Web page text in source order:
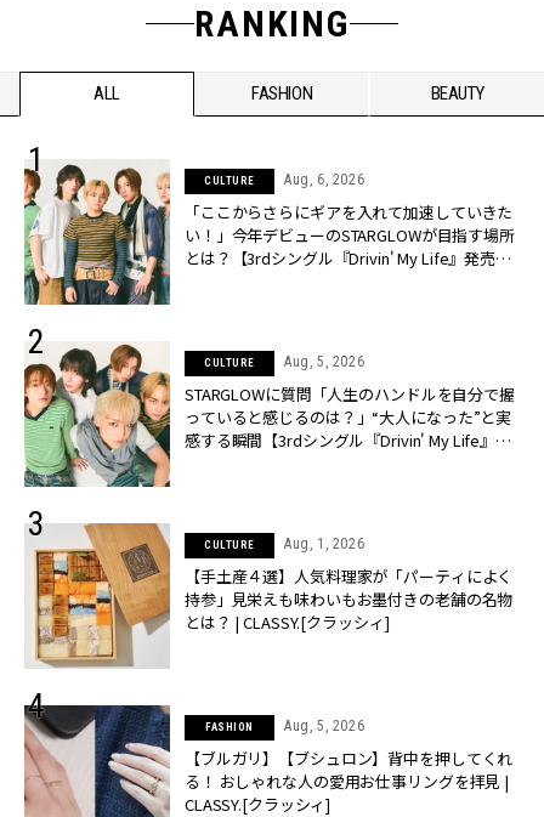
RANKING
ALL FASHION BEAUTY
CULTURE Aug, 6, 2026
「ここからさらにギアを入れて加速していきた
い！」今年デビューのSTARGLOWが目指す場所
とは？【3rdシングル『Drivin' My Life』発売】 |
CULTURE Aug, 5, 2026
STARGLOWに質問「人生のハンドルを自分で握
っていると感じるのは？」“大️人になった”と実
感する瞬間【3rdシングル『Drivin' My Life』発
CULTURE Aug, 1, 2026
【手土産４選】人気料理家が「パーティによく
持参」見栄えも味わいもお墨付きの老舗の名物
とは？ | CLASSY.[クラッシィ]
FASHION Aug, 5, 2026
【ブルガリ】【ブシュロン】背中を押してくれ
る！ おしゃれな人の愛用お仕事リングを拝見 |
CLASSY.[クラッシィ]